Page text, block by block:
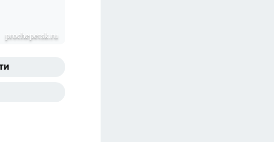
prochepetsk.ru